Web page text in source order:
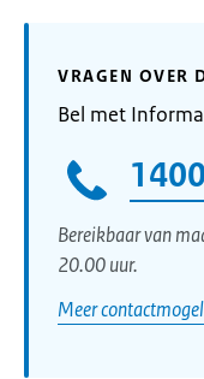
VRAGEN OVER
Bel met
1400
Bereikbaar van
20.00 uur.
Meer